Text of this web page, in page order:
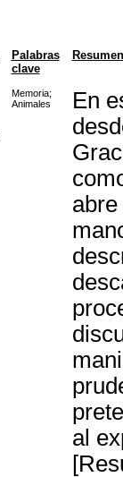
Palabras
clave
Resumen
Memoria;
Animales
En
al